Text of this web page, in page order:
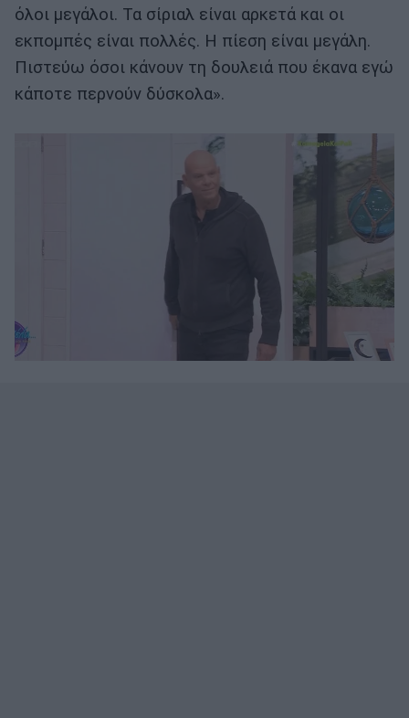
όλοι μεγάλοι. Τα σίριαλ είναι αρκετά και οι
εκπομπές είναι πολλές. Η πίεση είναι μεγάλη.
Πιστεύω όσοι κάνουν τη δουλειά που έκανα εγώ
κάποτε περνούν δύσκολα».